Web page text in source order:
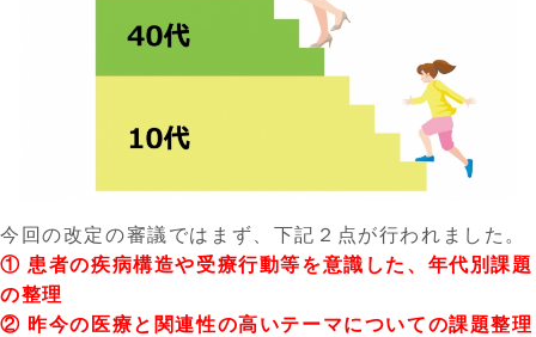
今回の改定の審議ではまず、下記２点が行われました。
① 患者の疾病構造や受療行動等を意識した、年代別課題
の整理
② 昨今の医療と関連性の高いテーマについての課題整理